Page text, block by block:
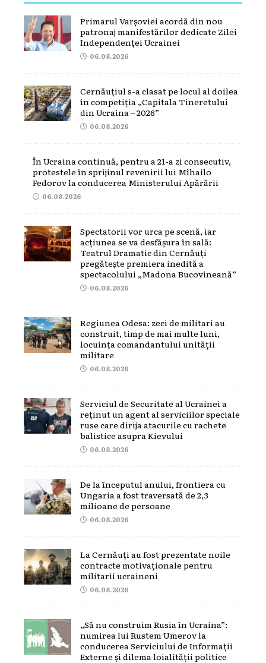
Primarul Varșoviei acordă din nou
patronaj manifestărilor dedicate Zilei
Independenței Ucrainei
06.08.2026
Cernăuțiul s-a clasat pe locul al doilea
în competiția „Capitala Tineretului
din Ucraina – 2026”
06.08.2026
În Ucraina continuă, pentru a 21-a zi consecutiv,
protestele în sprijinul revenirii lui Mîhailo
Fedorov la conducerea Ministerului Apărării
06.08.2026
Spectatorii vor urca pe scenă, iar
acțiunea se va desfășura în sală:
Teatrul Dramatic din Cernăuți
pregătește premiera inedită a
spectacolului „Madona Bucovineană”
06.08.2026
Regiunea Odesa: zeci de militari au
construit, timp de mai multe luni,
locuința comandantului unității
militare
06.08.2026
Serviciul de Securitate al Ucrainei a
reținut un agent al serviciilor speciale
ruse care dirija atacurile cu rachete
balistice asupra Kievului
06.08.2026
De la începutul anului, frontiera cu
Ungaria a fost traversată de 2,3
milioane de persoane
06.08.2026
La Cernăuți au fost prezentate noile
contracte motivaționale pentru
militarii ucraineni
06.08.2026
„Să nu construim Rusia în Ucraina”:
numirea lui Rustem Umerov la
conducerea Serviciului de Informații
Externe și dilema loialității politice